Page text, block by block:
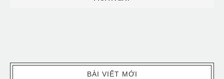
BÀI VIẾT MỚI